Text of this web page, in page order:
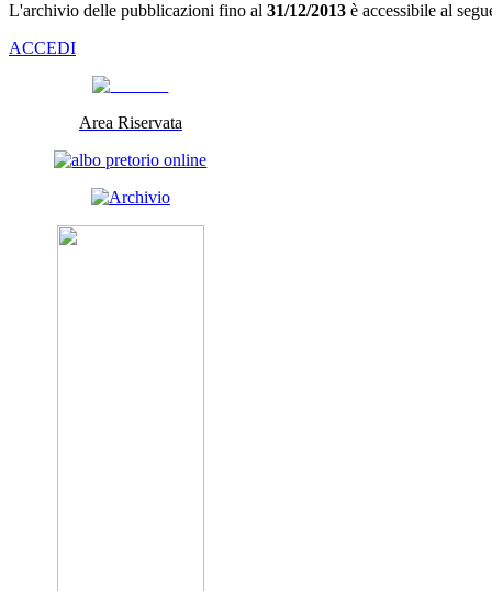
L'archivio delle pubblicazioni fino al 31/12/2013 è accessibile al
ACCEDI
Area Riservata